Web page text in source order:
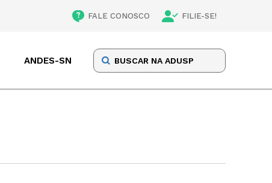
FALE CONOSCO FILIE-SE!
ANDES-SN